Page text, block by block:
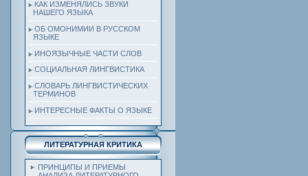
КАК ИЗМЕНЯЛИСЬ ЗВУКИ
НАШЕГО ЯЗЫКА
ОБ ОМОНИМИИ В РУССКОМ
ЯЗЫКЕ
ИНОЯЗЫЧНЫЕ ЧАСТИ СЛОВ
СОЦИАЛЬНАЯ ЛИНГВИСТИКА
СЛОВАРЬ ЛИНГВИСТИЧЕСКИХ
ТЕРМИНОВ
ИНТЕРЕСНЫЕ ФАКТЫ О ЯЗЫКЕ
ЛИТЕРАТУРНАЯ КРИТИКА
ПРИНЦИПЫ И ПРИЕМЫ